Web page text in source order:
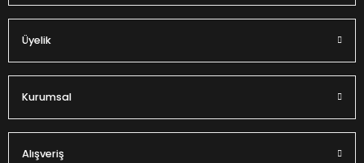
Üyelik
Kurumsal
Alışveriş